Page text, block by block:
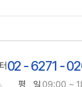
02 - 6271 -
평 일09:00 ~